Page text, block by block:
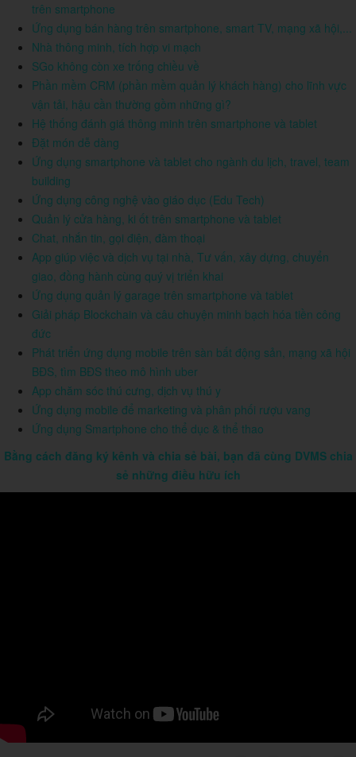
trên smartphone
Ứng dụng bán hàng trên smartphone, smart TV, mạng xã hội,...
Nhà thông minh, tích hợp vi mạch
SGo không còn xe trống chiều về
Phần mềm CRM (phần mềm quản lý khách hàng) cho lĩnh vực
vận tải, hậu cần thường gồm những gì?
Hệ thống đánh giá thông minh trên smartphone và tablet
Đặt món dễ dàng
Ứng dụng smartphone và tablet cho ngành du lịch, travel, team
building
Ứng dụng công nghệ vào giáo dục (Edu Tech)
Quản lý cửa hàng, ki ốt trên smartphone và tablet
Chat, nhắn tin, gọi điện, đàm thoại
App giúp việc và dịch vụ tại nhà, Tư vấn, xây dựng, chuyển
giao, đồng hành cùng quý vị triển khai
Ứng dụng quản lý garage trên smartphone và tablet
Giải pháp Blockchain và câu chuyện minh bạch hóa tiền công
đức
Phát triển ứng dụng mobile trên sàn bất động sản, mạng xã hội
BĐS, tìm BĐS theo mô hình uber
App chăm sóc thú cưng, dịch vụ thú y
Ứng dụng mobile để marketing và phân phối rượu vang
Ứng dụng Smartphone cho thể dục & thể thao
Bằng cách đăng ký kênh và chia sẻ bài, bạn đã cùng DVMS chia
sẻ những điều hữu ích